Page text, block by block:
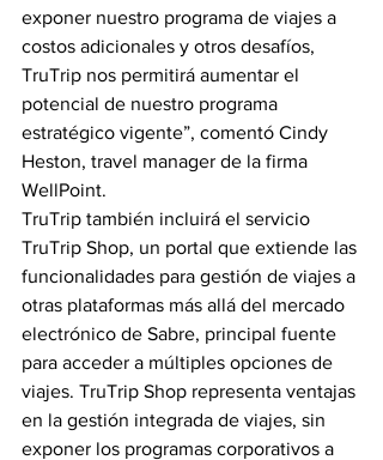
exponer nuestro programa de viajes a
costos adicionales y otros desafíos,
TruTrip nos permitirá aumentar el
potencial de nuestro programa
estratégico vigente”, comentó Cindy
Heston, travel manager de la firma
WellPoint.
TruTrip también incluirá el servicio
TruTrip Shop, un portal que extiende las
funcionalidades para gestión de viajes a
otras plataformas más allá del mercado
electrónico de Sabre, principal fuente
para acceder a múltiples opciones de
viajes. TruTrip Shop representa ventajas
en la gestión integrada de viajes, sin
exponer los programas corporativos a